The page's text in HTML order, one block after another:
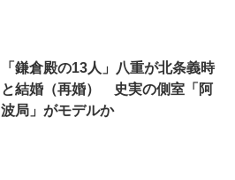
「鎌倉殿の13人」八重が北条義時
と結婚（再婚） 史実の側室「阿
波局」がモデルか